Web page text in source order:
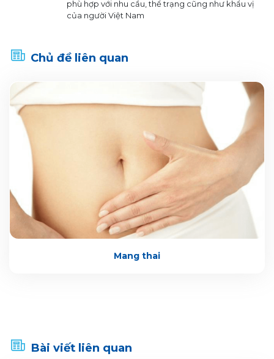
phù hợp với nhu cầu, thể trạng cũng như khẩu vị
của người Việt Nam
Chủ đề liên quan
Mang thai
Bài viết liên quan